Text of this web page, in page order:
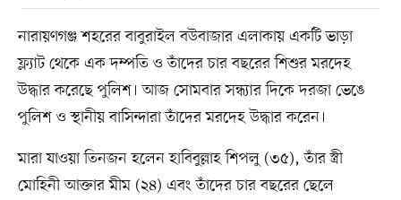
নারায়ণগঞ্জ শহরের বাবুরাইল বউবাজার এলাকায় একটি ভাড়া
ফ্ল্যাট থেকে এক দম্পতি ও তাঁদের চার বছরের শিশুর মরদেহ
উদ্ধার করেছে পুলিশ। আজ সোমবার সন্ধ্যার দিকে দরজা ভেঙে
পুলিশ ও স্থানীয় বাসিন্দারা তাঁদের মরদেহ উদ্ধার করেন।
মারা যাওয়া তিনজন হলেন হাবিবুল্লাহ শিপলু (৩৫), তাঁর স্ত্রী
মোহিনী আক্তার মীম (২৪) এবং তাঁদের চার বছরের ছেলে